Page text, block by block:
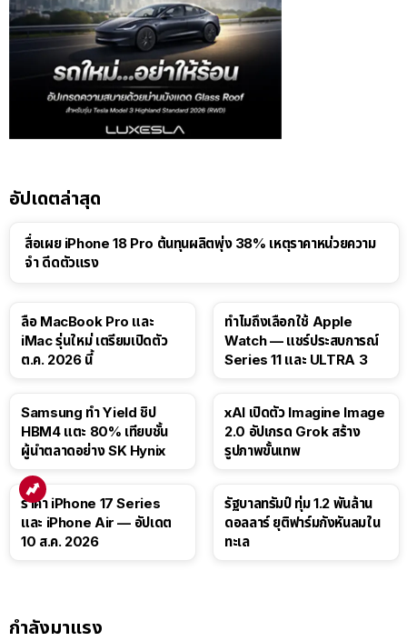
อัปเดตล่าสุด
สื่อเผย iPhone 18 Pro ต้นทุนผลิตพุ่ง 38% เหตุราคาหน่วยความ
จำ ดีดตัวแรง
ลือ MacBook Pro และ
iMac รุ่นใหม่ เตรียมเปิดตัว
ต.ค. 2026 นี้
ทำไมถึงเลือกใช้ Apple
Watch — แชร์ประสบการณ์
Series 11 และ ULTRA 3
Samsung ทำ Yield ชิป
HBM4 แตะ 80% เทียบชั้น
ผู้นำตลาดอย่าง SK Hynix
xAI เปิดตัว Imagine Image
2.0 อัปเกรด Grok สร้าง
รูปภาพขั้นเทพ
ราคา iPhone 17 Series
และ iPhone Air — อัปเดต
10 ส.ค. 2026
รัฐบาลทรัมป์ ทุ่ม 1.2 พันล้าน
ดอลลาร์ ยุติฟาร์มกังหันลมใน
ทะเล
กำลังมาแรง